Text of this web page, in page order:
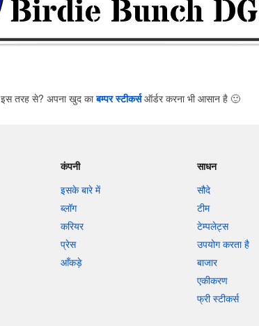
इस तरह से? अपना खुद काबम्पर स्टीकर्सऑर्डर करना भी आसान है 🙂
कंपनी
इसके बारे में
ब्लॉग
करियर
प्रेस
आँकड़े
साधन
सौदे
टीम
टेम्पलेट्स
उपयोग करता है
बाजार
एकीकरण
फ्री स्टीकर्स